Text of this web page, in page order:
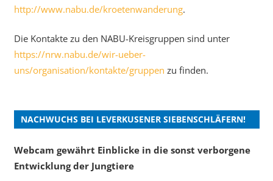
http://www.nabu.de/kroetenwanderung.
Die Kontakte zu den NABU-Kreisgruppen sind unter
https://nrw.nabu.de/wir-ueber-
uns/organisation/kontakte/gruppen zu finden.
NACHWUCHS BEI LEVERKUSENER SIEBENSCHLÄFERN!
Webcam gewährt Einblicke in die sonst verborgene
Entwicklung der Jungtiere